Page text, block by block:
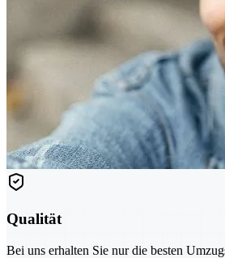
Qualität
Bei uns erhalten Sie nur die besten